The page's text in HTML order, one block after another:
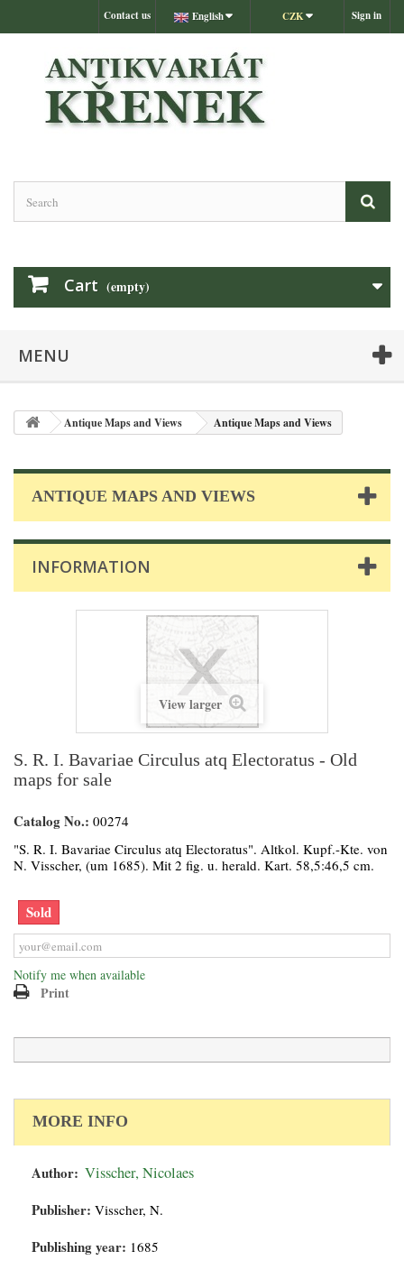
Sign in
CZK
English
Contact us
Cart (empty)
MENU
Antique Maps and Views Antique Maps and Views
ANTIQUE MAPS AND VIEWS
INFORMATION
View larger
S. R. I. Bavariae Circulus atq Electoratus - Old
maps for sale
Catalog No.: 00274
"S. R. I. Bavariae Circulus atq Electoratus". Altkol. Kupf.-Kte. von
N. Visscher, (um 1685). Mit 2 fig. u. herald. Kart. 58,5:46,5 cm.
Sold
Notify me when available
Print
MORE INFO
Author: Visscher, Nicolaes
Publisher: Visscher, N.
Publishing year: 1685